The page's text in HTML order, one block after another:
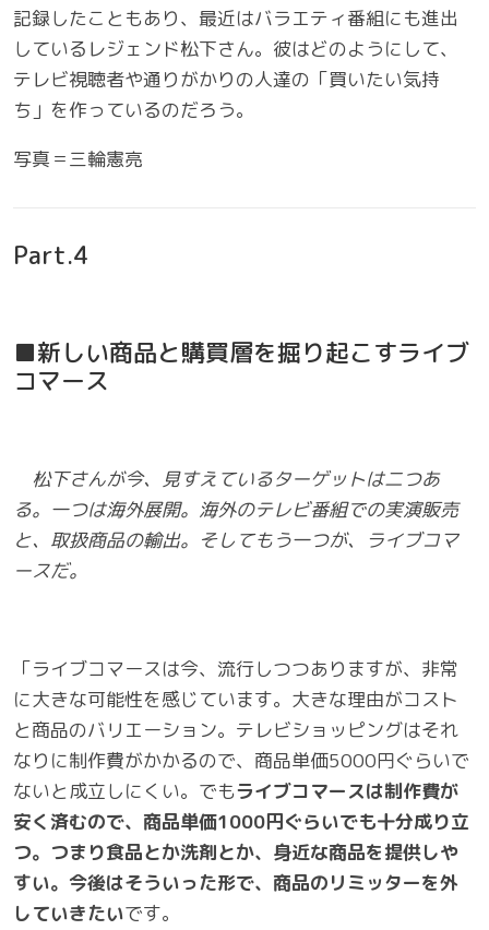
記録したこともあり、最近はバラエティ番組にも進出
しているレジェンド松下さん。彼はどのようにして、
テレビ視聴者や通りがかりの人達の「買いたい気持
ち」を作っているのだろう。
写真＝三輪憲亮
Part.4
■新しい商品と購買層を掘り起こすライブ
コマース
松下さんが今、見すえているターゲットは二つあ
る。一つは海外展開。海外のテレビ番組での実演販売
と、取扱商品の輸出。そしてもう一つが、ライブコマ
ースだ。
「ライブコマースは今、流行しつつありますが、非常
に大きな可能性を感じています。大きな理由がコスト
と商品のバリエーション。テレビショッピングはそれ
なりに制作費がかかるので、商品単価5000円ぐらいで
ないと成立しにくい。でもライブコマースは制作費が
安く済むので、商品単価1000円ぐらいでも十分成り立
つ。つまり食品とか洗剤とか、身近な商品を提供しや
すい。今後はそういった形で、商品のリミッターを外
していきたいです。